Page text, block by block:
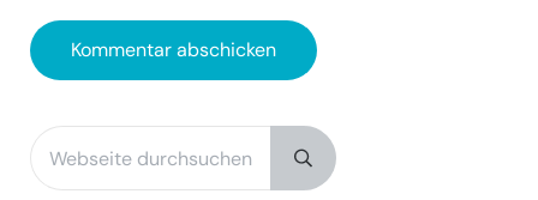
Sidebar
Webseite durchsuchen
Submit search